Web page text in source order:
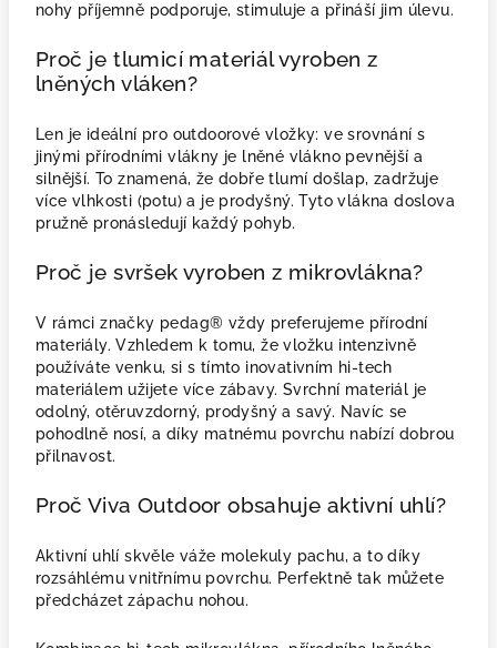
nohy příjemně podporuje, stimuluje a přináší jim úlevu.
Proč je tlumicí materiál vyroben z
lněných vláken?
Len je ideální pro outdoorové vložky: ve srovnání s
jinými přírodními vlákny je lněné vlákno pevnější a
silnější. To znamená, že dobře tlumí došlap, zadržuje
více vlhkosti (potu) a je prodyšný. Tyto vlákna doslova
pružně pronásledují každý pohyb.
Proč je svršek vyroben z mikrovlákna?
V rámci značky pedag® vždy preferujeme přírodní
materiály. Vzhledem k tomu, že vložku intenzivně
používáte venku, si s tímto inovativním hi-tech
materiálem užijete více zábavy. Svrchní materiál je
odolný, otěruvzdorný, prodyšný a savý. Navíc se
pohodlně nosí, a díky matnému povrchu nabízí dobrou
přilnavost.
Proč Viva Outdoor obsahuje aktivní uhlí?
Aktivní uhlí skvěle váže molekuly pachu, a to díky
rozsáhlému vnitřnímu povrchu. Perfektně tak můžete
předcházet zápachu nohou.